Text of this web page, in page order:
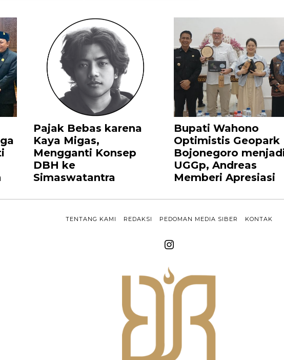
Pajak Bebas karena
Kaya Migas,
Mengganti Konsep
DBH ke
Simaswatantra
Bupati Wahono
Optimistis Geopark
Bojonegoro
UGGp, Andreas
Memberi Apresiasi
TENTANG KAMI REDAKSI PEDOMAN MEDIA SIBER KONTAK